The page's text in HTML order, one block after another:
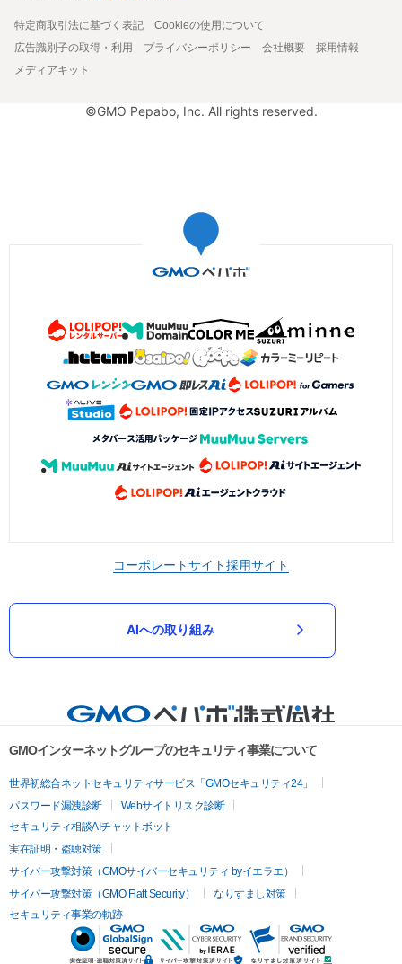
特定商取引法に基づく表記
Cookieの使用について
広告識別子の取得・利用
プライバシーポリシー 会社概要
採用情報
メディアキット
©GMO Pepabo, Inc. All rights reserved.
コーポレートサイト採用サイト
AIへの取り組み
GMOインターネットグループのセキュリティ事業について
世界初総合ネットセキュリティサービス「GMOセキュリティ24」
パスワード漏洩診断
Webサイトリスク診断
セキュリティ相談AIチャットボット
実在証明・盗聴対策
サイバー攻撃対策（GMOサイバーセキュリティ byイエラエ）
サイバー攻撃対策（GMO Flatt Security）
なりすまし対策
セキュリティ事業の軌跡